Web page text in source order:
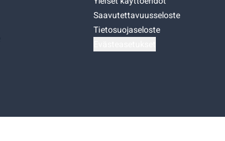
Saavutettavuusseloste
Tietosuojaseloste